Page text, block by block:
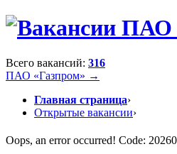
Всего вакансий: 316
ПАО «Газпром» →
Главная страница›
Открытые вакансии›
Oops, an error occurred! Code: